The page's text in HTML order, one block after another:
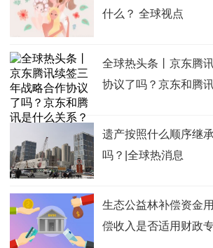
什么？ 全球视点
全球热头条丨京东腾
协议了吗？京东和腾
遗产按照什么顺序继
吗？|全球热消息
生态公益林补偿资金
偿收入是否适用财政